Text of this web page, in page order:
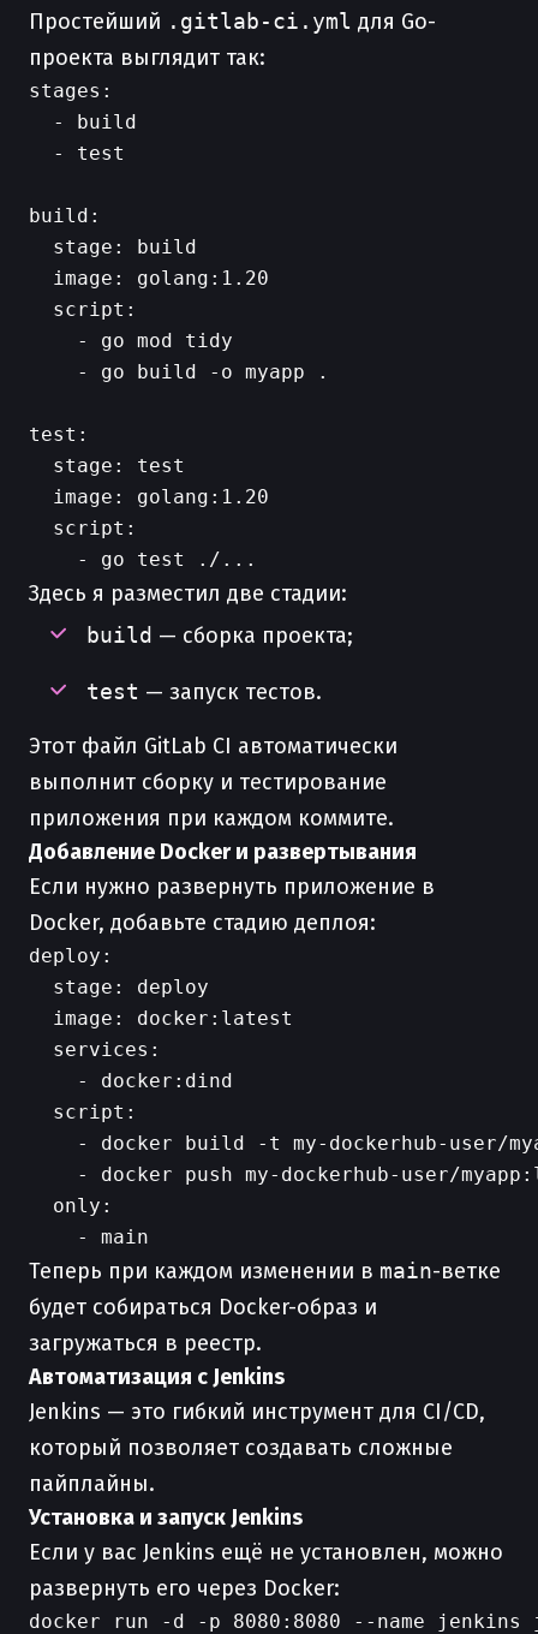
Простейший .gitlab-ci.yml для Go-
проекта выглядит так:
stages:
  - build
  - test
build:
  stage: build
  image: golang:1.20
  script:
    - go mod tidy
    - go build -o myapp .
test:
  stage: test
  image: golang:1.20
  script:
Здесь я разместил две стадии:
build — сборка проекта;
test — запуск тестов.
Этот файл GitLab CI автоматически
выполнит сборку и тестирование
приложения при каждом коммите.
Добавление Docker и развертывания
Если нужно развернуть приложение в
Docker, добавьте стадию деплоя:
deploy:
  stage: deploy
  image: docker:latest
  services:
    - docker:dind
  script:
- docker build -t my-dockerhub-user/
- docker push my-dockerhub-user/
  only:
Теперь при каждом изменении в main-ветке
будет собираться Docker-образ и
загружаться в реестр.
Автоматизация с Jenkins
Jenkins — это гибкий инструмент для CI/CD,
который позволяет создавать сложные
пайплайны.
Установка и запуск Jenkins
Если у вас Jenkins ещё не установлен, можно
развернуть его через Docker: